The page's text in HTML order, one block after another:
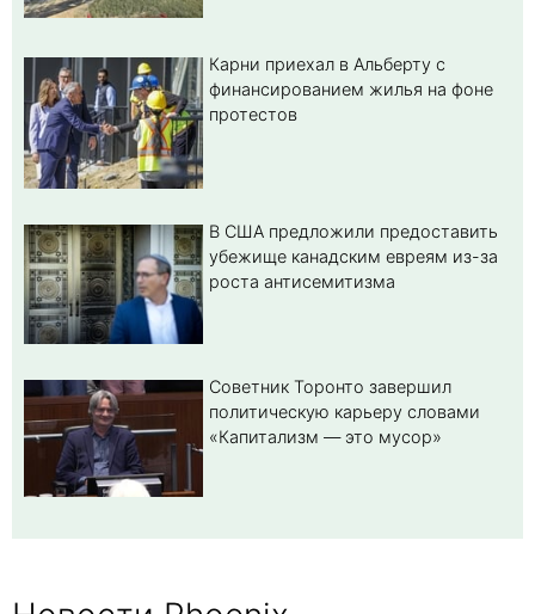
Карни приехал в Альберту с
финансированием жилья на фоне
протестов
В США предложили предоставить
убежище канадским евреям из-за
роста антисемитизма
Советник Торонто завершил
политическую карьеру словами
«Капитализм — это мусор»